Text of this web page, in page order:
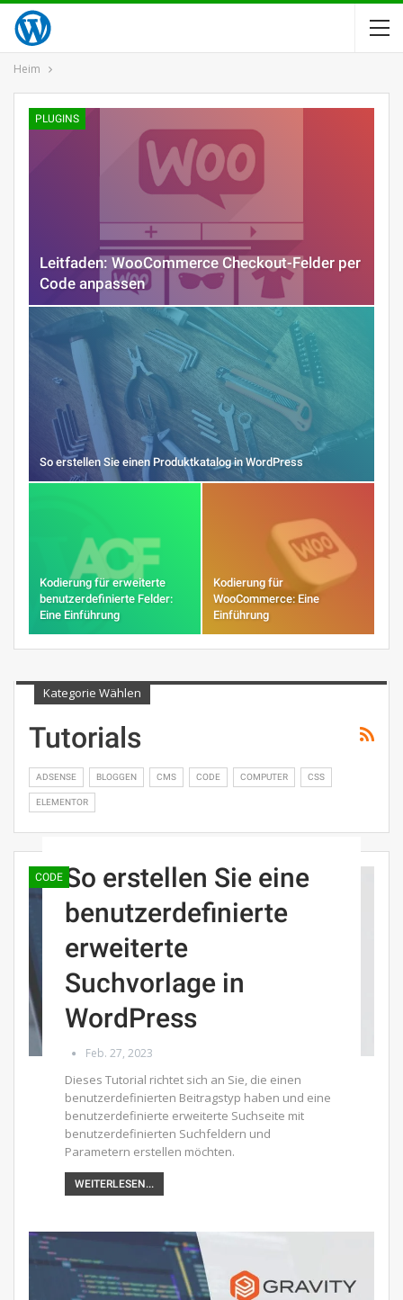
Heim
PLUGINS
Leitfaden: WooCommerce Checkout-Felder per
Code anpassen
So erstellen Sie einen Produktkatalog in WordPress
Kodierung für erweiterte
benutzerdefinierte Felder:
Eine Einführung
Kodierung für
WooCommerce: Eine
Einführung
Kategorie Wählen
Tutorials
ADSENSE BLOGGEN CMS CODE COMPUTER CSS
ELEMENTOR
CODE So erstellen Sie eine
benutzerdefinierte
erweiterte
Suchvorlage in
WordPress
Feb. 27, 2023
Dieses Tutorial richtet sich an Sie, die einen
benutzerdefinierten Beitragstyp haben und eine
benutzerdefinierte erweiterte Suchseite mit
benutzerdefinierten Suchfeldern und
Parametern erstellen möchten.
WEITERLESEN...